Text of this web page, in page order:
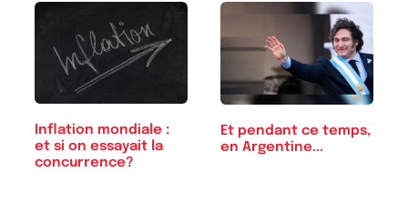
Inflation mondiale :
et si on essayait la
concurrence?
Et pendant ce temps,
en Argentine...